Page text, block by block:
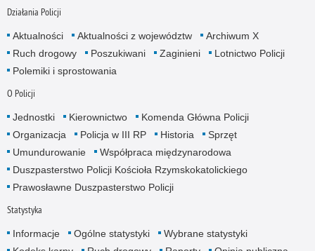
Działania Policji
Aktualności Aktualności z województw
Archiwum X
Ruch drogowy
Poszukiwani Zaginieni
Lotnictwo Policji
Polemiki i sprostowania
O Policji
Jednostki Kierownictwo
Komenda Główna Policji
Organizacja
Policja w III RP Historia
Sprzęt
Umundurowanie
Współpraca międzynarodowa
Duszpasterstwo Policji Kościoła Rzymskokatolickiego
Prawosławne Duszpasterstwo Policji
Statystyka
Informacje Ogólne statystyki
Wybrane statystyki